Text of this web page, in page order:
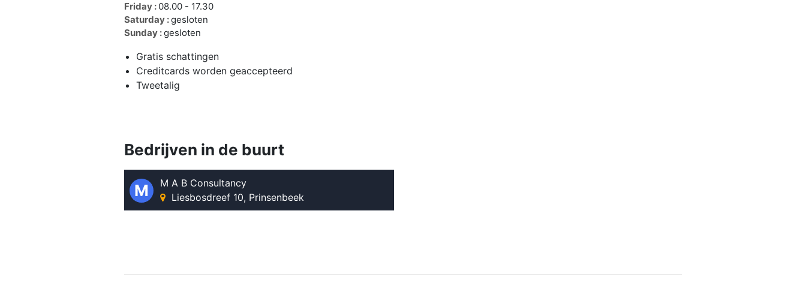
Friday : 08.00 - 17.30
Saturday :gesloten
Sunday :gesloten
Gratis schattingen
Creditcards worden geaccepteerd
Tweetalig
Bedrijven in de buurt
M
M A B Consultancy
Liesbosdreef 10, Prinsenbeek